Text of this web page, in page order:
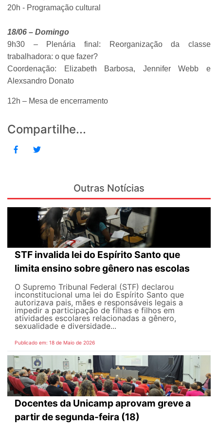
20h - Programação cultural
18/06 – Domingo
9h30 – Plenária final: Reorganização da classe
trabalhadora: o que fazer?
Coordenação: Elizabeth Barbosa, Jennifer Webb e
Alexsandro Donato
12h – Mesa de encerramento
Compartilhe...
Outras Notícias
STF invalida lei do Espírito Santo que
limita ensino sobre gênero nas escolas
O Supremo Tribunal Federal (STF) declarou
inconstitucional uma lei do Espírito Santo que
autorizava pais, mães e responsáveis legais ​​a
impedir a participação de filhas e filhos em
atividades escolares relacionadas a gênero,
sexualidade e diversidade...
Publicado em: 18 de Maio de 2026
Docentes da Unicamp aprovam greve a
partir de segunda-feira (18)